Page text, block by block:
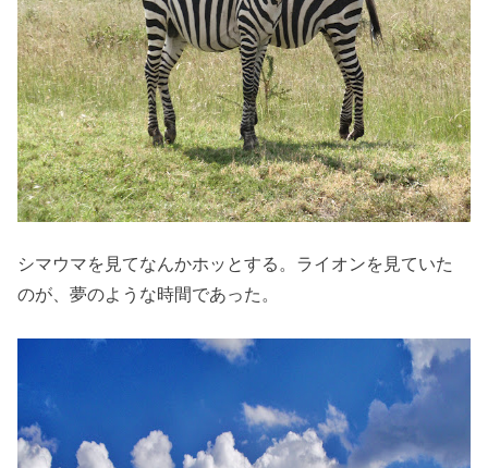
シマウマを見てなんかホッとする。ライオンを見ていた
のが、夢のような時間であった。